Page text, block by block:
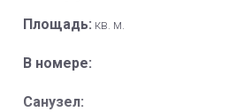
Площадь: кв. м.
В номере:
Санузел: